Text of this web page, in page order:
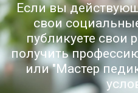
Если вы
свои
публикуете свои
получить
или "Мастер